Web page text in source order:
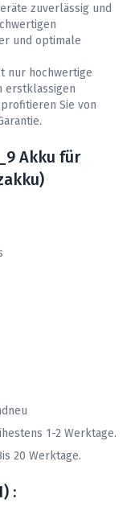
zuverlässig und
und optimale
nur hochwertige
erstklassigen
Sie von
Akku für
1-2 Werktage.
20 Werktage.
: